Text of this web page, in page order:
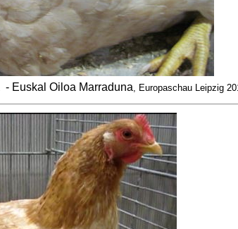
- Euskal Oiloa Marraduna, Europaschau Leipzig